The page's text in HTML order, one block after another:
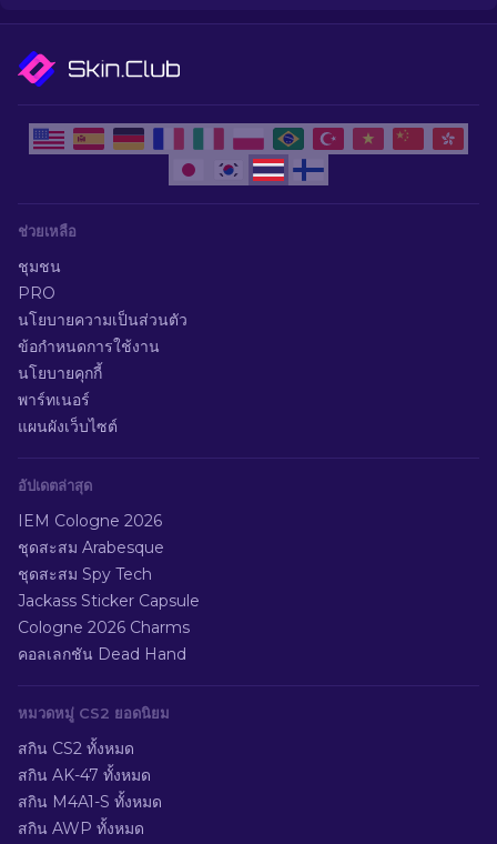
ช่วยเหลือ
ชุมชน
PRO
นโยบายความเป็นส่วนตัว
ข้อกำหนดการใช้งาน
นโยบายคุกกี้
พาร์ทเนอร์
แผนผังเว็บไซต์
อัปเดตล่าสุด
IEM Cologne 2026
ชุดสะสม Arabesque
ชุดสะสม Spy Tech
Jackass Sticker Capsule
Cologne 2026 Charms
คอลเลกชัน Dead Hand
หมวดหมู่ CS2 ยอดนิยม
สกิน CS2 ทั้งหมด
สกิน AK-47 ทั้งหมด
สกิน M4A1-S ทั้งหมด
สกิน AWP ทั้งหมด